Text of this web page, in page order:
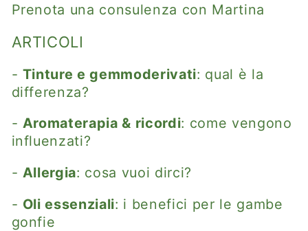
Prenota una consulenza con Martina
ARTICOLI
- Tinture e gemmoderivati: qual è la
differenza?
- Aromaterapia & ricordi: come vengono
influenzati?
- Allergia: cosa vuoi dirci?
- Oli essenziali: i benefici per le gambe
gonfie